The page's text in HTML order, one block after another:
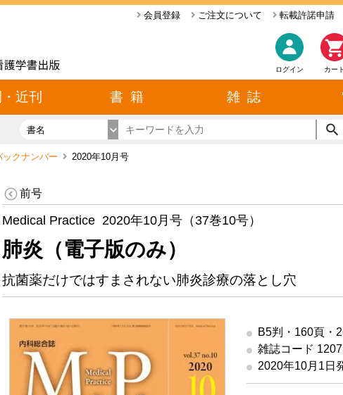
転載許諾申請
ご注文について
会員登録
カート
ログイン
近刊 書 籍 雑 誌
書名
クナンバー 2020年10月号
前号
Medical Practice 2020年10月号（37巻10号）
肺炎（電子版のみ）
抗菌薬だけではすまされない肺炎診療の落とし穴
B5判・160頁・
雑誌コード
2020年10月1日